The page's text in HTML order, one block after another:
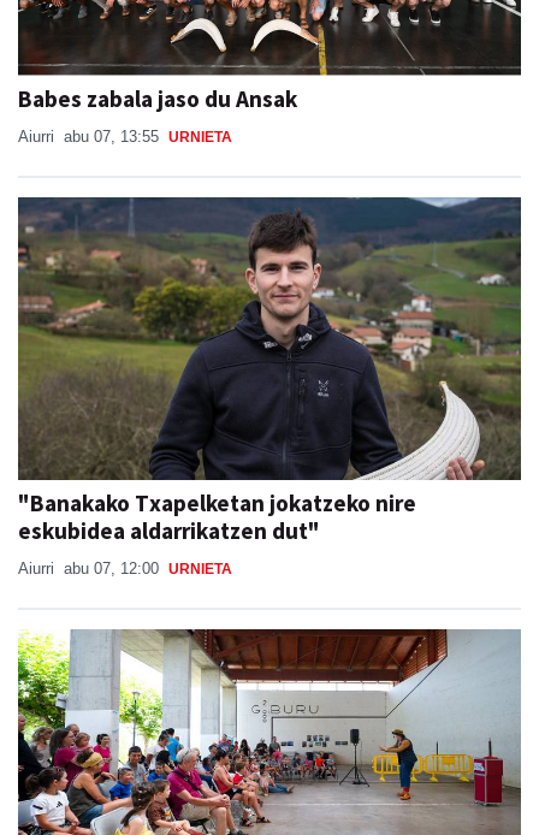
Babes zabala jaso du Ansak
Aiurri abu 07, 13:55 URNIETA
"Banakako Txapelketan jokatzeko nire
eskubidea aldarrikatzen dut"
Aiurri abu 07, 12:00 URNIETA